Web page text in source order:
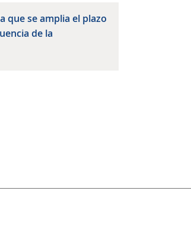
que se amplia el plazo
de la